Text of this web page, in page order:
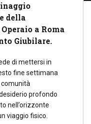
della
a Roma
Giubilare.
di mettersi in
fine settimana
profondo
nell’orizzonte
viaggio fisico.